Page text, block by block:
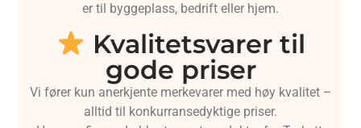
er til byggeplass, bedrift eller hjem.
Kvalitetsvarer til
gode priser
Vi fører kun anerkjente merkevarer med høy kvalitet –
alltid til konkurransedyktige priser.